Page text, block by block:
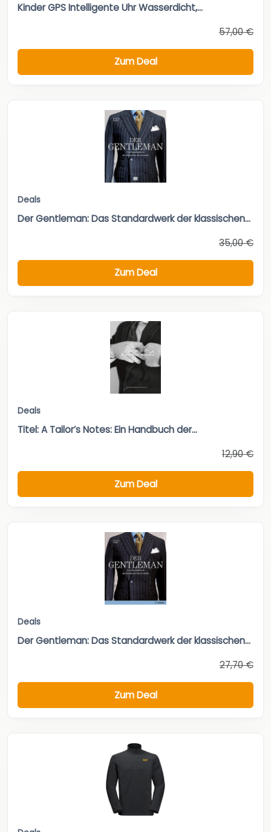
Kinder GPS Intelligente Uhr Wasserdicht,...
57,00 €
Zum Deal
Deals
Der Gentleman: Das Standardwerk der klassischen...
35,00 €
Zum Deal
Deals
Titel: A Tailor’s Notes: Ein Handbuch der...
12,90 €
Zum Deal
Deals
Der Gentleman: Das Standardwerk der klassischen...
27,70 €
Zum Deal